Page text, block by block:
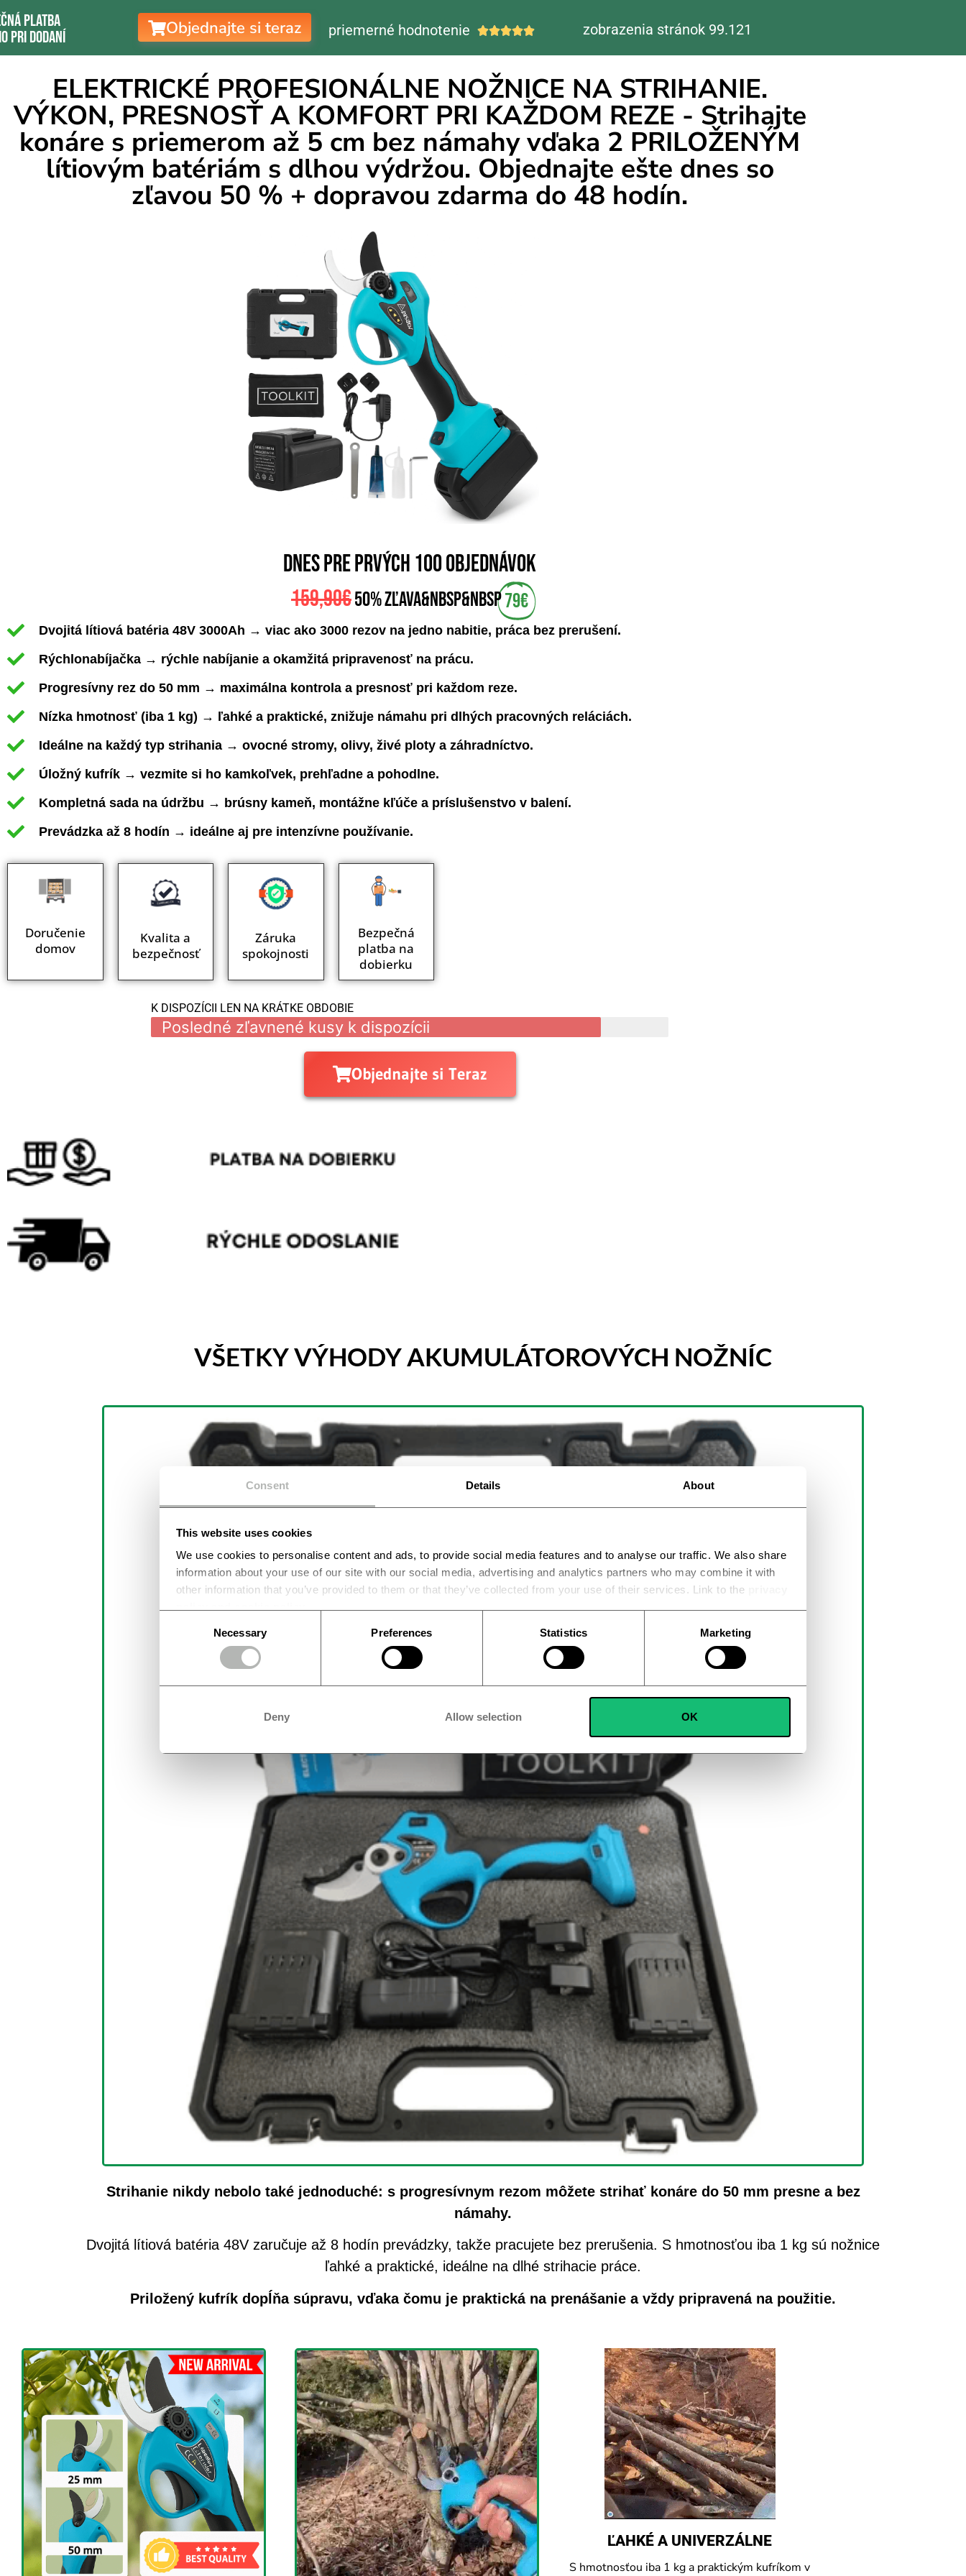
Consent Details About
This website uses cookies
We use cookies to personalise content and ads, to provide social media features and to analyse our traffic. We also share
information about your use of our site with our social media, advertising and analytics partners who may combine it with
other information that you’ve provided to them or that they’ve collected from your use of their services. Link to the
Necessary Preferences Statistics Marketing
Deny Allow selection OK
platba
pri dodaní
Objednajte si teraz priemerné hodnotenie  zobrazenia stránok 99.122
ELEKTRICKÉ PROFESIONÁLNE NOŽNICE NA STRIHANIE.
VÝKON, PRESNOSŤ A KOMFORT PRI KAŽDOM REZE - Strihajte
konáre s priemerom až 5 cm bez námahy vďaka 2 PRILOŽENÝM
lítiovým batériám s dlhou výdržou. Objednajte ešte dnes so
zľavou 50 % + dopravou zdarma do 48 hodín.
dnes pre prvých 100 objednávok
159,90€50% zľava&nbsp&nbsp79€
Dvojitá lítiová batéria 48V 3000Ah → viac ako 3000 rezov na jedno nabitie, práca bez prerušení.
Rýchlonabíjačka → rýchle nabíjanie a okamžitá pripravenosť na prácu.
Progresívny rez do 50 mm → maximálna kontrola a presnosť pri každom reze.
Nízka hmotnosť (iba 1 kg) → ľahké a praktické, znižuje námahu pri dlhých pracovných reláciách.
Ideálne na každý typ strihania → ovocné stromy, olivy, živé ploty a záhradníctvo.
Úložný kufrík → vezmite si ho kamkoľvek, prehľadne a pohodlne.
Kompletná sada na údržbu → brúsny kameň, montážne kľúče a príslušenstvo v balení.
Prevádzka až 8 hodín → ideálne aj pre intenzívne používanie.
Doručenie
domov
Kvalita a
bezpečnosť
Záruka
spokojnosti
Bezpečná
platba na
dobierku
K DISPOZÍCII LEN NA KRÁTKE OBDOBIE
Posledné zľavnené kusy k dispozícii
Objednajte si Teraz
VŠETKY VÝHODY AKUMULÁTOROVÝCH NOŽNÍC
Strihanie nikdy nebolo také jednoduché: s progresívnym rezom môžete strihať konáre do 50 mm presne a bez
námahy.
Dvojitá lítiová batéria 48V zaručuje až 8 hodín prevádzky, takže pracujete bez prerušenia. S hmotnosťou iba 1 kg sú nožnice
ľahké a praktické, ideálne na dlhé strihacie práce.
Priložený kufrík dopĺňa súpravu, vďaka čomu je praktická na prenášanie a vždy pripravená na použitie.
ĽAHKÉ A UNIVERZÁLNE
S hmotnosťou iba 1 kg a praktickým kufríkom v